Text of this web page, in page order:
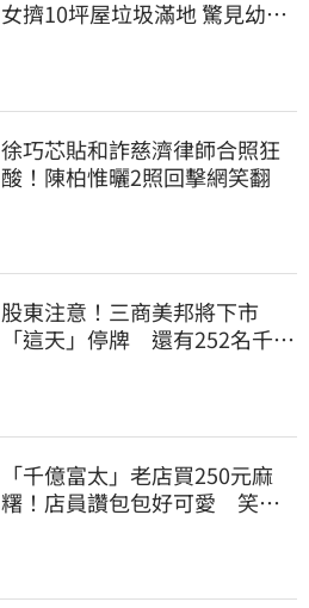
女擠10坪屋垃圾滿地 驚見幼童
徐巧芯貼和詐慈濟律師合照狂
酸！陳柏惟曬2照回擊網笑翻
股東注意！三商美邦將下市
「這天」停牌 還有252名千張
「千億富太」老店買250元麻
糬！店員讚包包好可愛 笑